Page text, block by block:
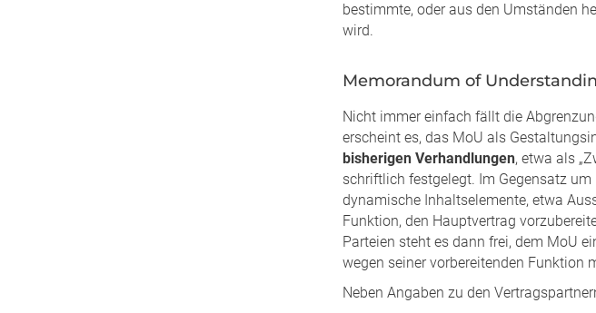
bestimmte, oder aus den Umständen
wird.
Memorandum of
Nicht immer einfach fällt die
erscheint es, das MoU als
bisherigen Verhandlungen, etwa als
schriftlich festgelegt. Im Gegensatz
dynamische Inhaltselemente, etwa
Funktion, den Hauptvertrag
Parteien steht es dann frei, dem MoU
wegen seiner vorbereitenden Funktion
Neben Angaben zu den